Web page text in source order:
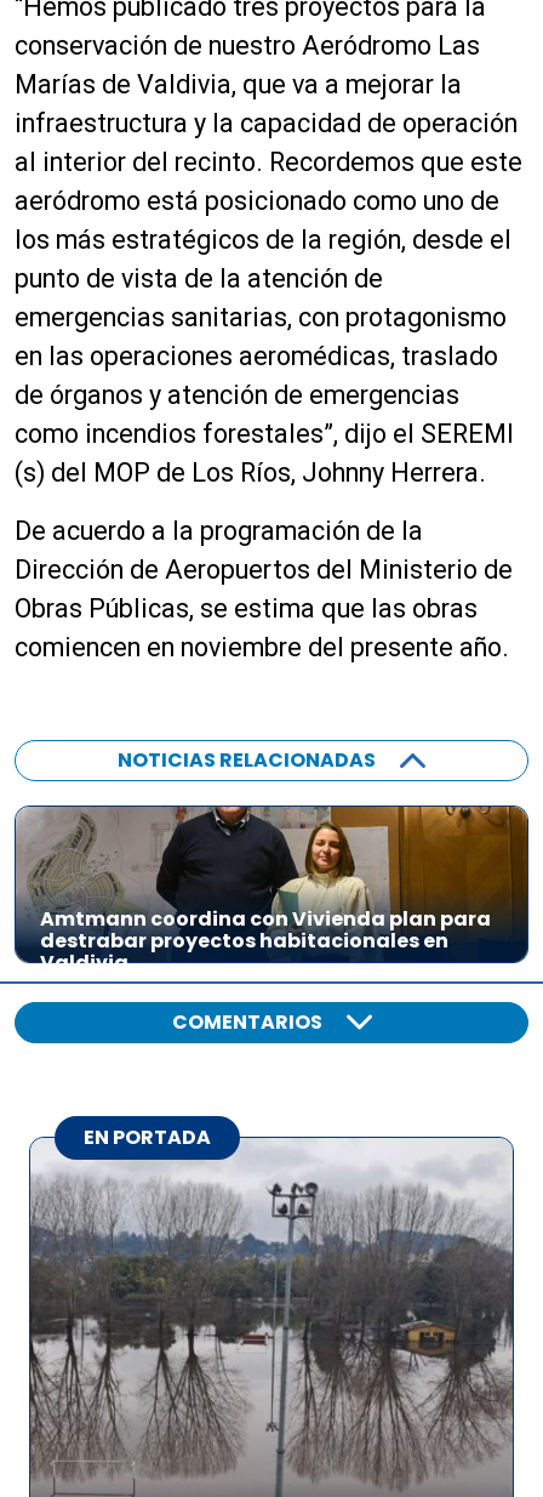
“Hemos publicado tres proyectos para la
conservación de nuestro Aeródromo Las
Marías de Valdivia, que va a mejorar la
infraestructura y la capacidad de operación
al interior del recinto. Recordemos que este
aeródromo está posicionado como uno de
los más estratégicos de la región, desde el
punto de vista de la atención de
emergencias sanitarias, con protagonismo
en las operaciones aeromédicas, traslado
de órganos y atención de emergencias
como incendios forestales”, dijo el SEREMI
(s) del MOP de Los Ríos, Johnny Herrera.
De acuerdo a la programación de la
Dirección de Aeropuertos del Ministerio de
Obras Públicas, se estima que las obras
comiencen en noviembre del presente año.
NOTICIAS RELACIONADAS
Amtmann coordina con Vivienda plan para
destrabar proyectos habitacionales en
Valdivia
COMENTARIOS
EN PORTADA